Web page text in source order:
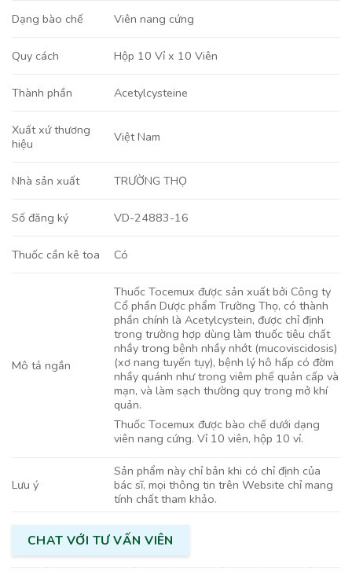
Dạng bào chế Viên nang cứng
Quy cách Hộp 10 Vỉ x 10 Viên
Thành phần Acetylcysteine
Xuất xứ thương
hiệu
Việt Nam
Nhà sản xuất TRƯỜNG THỌ
Số đăng ký VD-24883-16
Thuốc cần kê toa Có
Mô tả ngắn
Thuốc Tocemux được sản xuất bởi Công ty
Cổ phần Dược phẩm Trường Thọ, có thành
phần chính là Acetylcystein, được chỉ định
trong trường hợp dùng làm thuốc tiêu chất
nhầy trong bệnh nhầy nhớt (mucoviscidosis)
(xơ nang tuyến tụy), bệnh lý hô hấp có đờm
nhầy quánh như trong viêm phế quản cấp và
mạn, và làm sạch thường quy trong mở khí
quản.
Thuốc Tocemux được bào chế dưới dạng
viên nang cứng. Vỉ 10 viên, hộp 10 vỉ.
Lưu ý
Sản phẩm này chỉ bản khi có chỉ định của
bác sĩ, mọi thông tin trên Website chỉ mang
tính chất tham khảo.
CHAT VỚI TƯ VẤN VIÊN